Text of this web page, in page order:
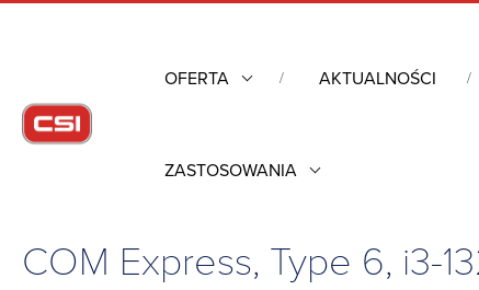
OFERTA AKTUALNOŚCI
ZASTOSOWANIA
Komputery przemysłowe
COM Express, Type 6, i3-